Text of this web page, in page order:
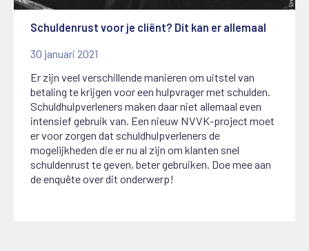
Schuldenrust voor je cliënt? Dit kan er allemaal
30 januari 2021
Er zijn veel verschillende manieren om uitstel van
betaling te krijgen voor een hulpvrager met schulden.
Schuldhulpverleners maken daar niet allemaal even
intensief gebruik van. Een nieuw NVVK-project moet
er voor zorgen dat schuldhulpverleners de
mogelijkheden die er nu al zijn om klanten snel
schuldenrust te geven, beter gebruiken. Doe mee aan
de enquête over dit onderwerp!